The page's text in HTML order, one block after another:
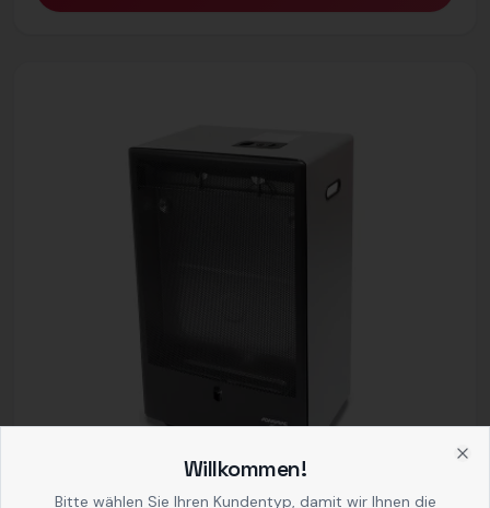
Willkommen!
Bitte wählen Sie Ihren Kundentyp, damit wir Ihnen die